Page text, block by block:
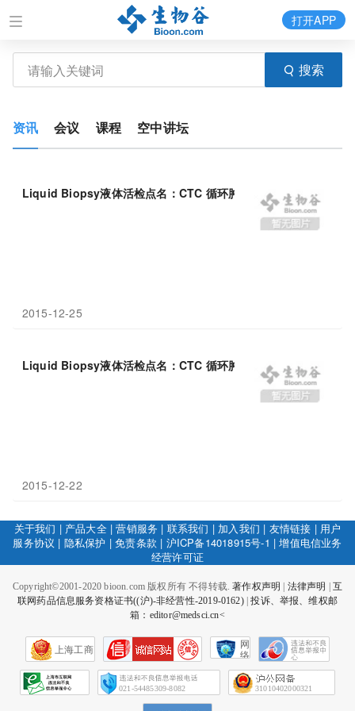
搜索
打开APP
资讯 会议 课程 空中讲坛
Liquid Biopsy液体活检点名：CTC 循环肿瘤细胞，ctDNA 循环
2015-12-25
Liquid Biopsy液体活检点名：CTC 循环肿瘤细胞 ，ctDNA 循环
2015-12-22
关于我们 | 产品大全|营销服务 | 联系我们 | 加入我们 | 友情链接 | 用户
服务协议 | 隐私保护 |免责条款 | 沪ICP备14018915号-1 |增值电信业务
经营许可证
Copyright©2001-2020 bioon.com 版权所有 不得转载.著作权声明 法律声明
互
联网药品信息服务资格证书((沪)-非经营性-2019-0162)|投诉、举报、维权邮
箱：editor@medsci.cn<
上海工商
网
络
会
征
021-54485309-8082 31010402000321